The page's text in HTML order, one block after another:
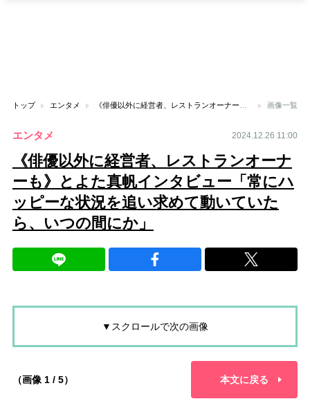
トップ エンタメ 画像一覧
エンタメ 2024.12.26 11:00
《俳優以外に経営者、レストランオーナ
ーも》とよた真帆インタビュー「常にハ
ッピーな状況を追い求めて動いていた
ら、いつの間にか」
▼スクロールで次の画像
（画像 1 / 5） 本文に戻る